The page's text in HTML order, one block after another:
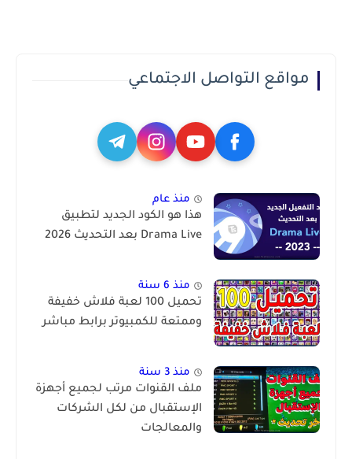
مواقع التواصل الاجتماعي
منذ عام
هذا هو الكود الجديد لتطبيق
Drama Live بعد التحديث 2026
منذ 6 سنة
تحميل 100 لعبة فلاش خفيفة
وممتعة للكمبيوتر برابط مباشر
منذ 3 سنة
ملف القنوات مرتب لجميع أجهزة
الإستقبال من لكل الشركات
والمعالجات